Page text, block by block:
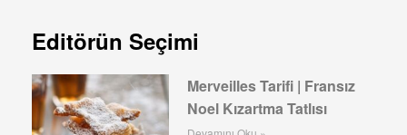
Editörün Seçimi
Merveilles Tarifi | Fransız
Noel Kızartma Tatlısı